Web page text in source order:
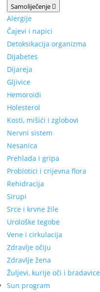
Samoliječenje
Alergije
Čajevi i napici
Detoksikacija organizma
Dijabetes
Dijareja
Gljivice
Hemoroidi
Holesterol
Kosti, mišići i zglobovi
Nervni sistem
Nesanica
Prehlada i gripa
Probiotici i crijevna flora
Rehidracija
Sirupi
Srce i krvne žile
Urološke tegobe
Vene i cirkulacija
Zdravlje očiju
Zdravlje žena
Žuljevi, kurije oči i bradavice
Sun program